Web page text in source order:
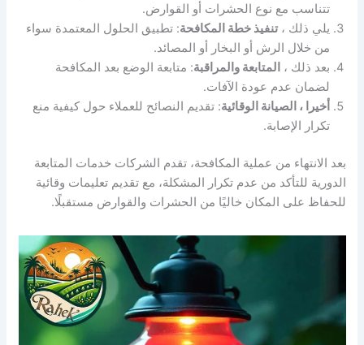
تتناسب مع نوع الحشرات أو القوارض.
يلي ذلك ،تنفيذ خطة المكافحة: تطبيق الحلول المعتمدة سواء
من خلال الرش أو البخار أو المصائد.
بعد ذلك ، المتابعة والمراقبة: متابعة الوضع بعد المكافحة
لضمان عدم عودة الآفات.
أخيرا ، الصيانة الوقائية: تقديم النصائح للعملاء حول كيفية منع
تكرار الإصابة.
بعد الانتهاء من عملية المكافحة، تقدم الشركات خدمات المتابعة
الدورية للتأكد من عدم تكرار المشكلة، مع تقديم تعليمات وقائية
للحفاظ على المكان خاليًا من الحشرات والقوارض مستقبلًا.